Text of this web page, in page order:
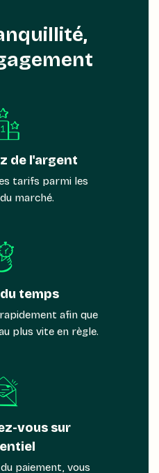
de l'argent
tarifs parmi les
marché.
temps
afin que
plus vite en règle.
vous sur
paiement, vous